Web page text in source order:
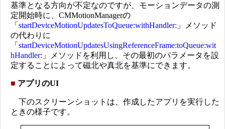
基準となる方向が不定なのですが、モーションデータの測
定開始時に、CMMotionManagerの
「 startDeviceMotionUpdatesToQueue:withHandler: 」メソッド
の代わりに
「 startDeviceMotionUpdatesUsingReferenceFrame:toQueue:wit
hHandler: 」メソッドを利用し、その最初のパラメータを設
定することによって磁北や真北を基準にできます。
■ アプリのUI
下のスクリーンショットは、作成したアプリを実行した
ときの様子です。